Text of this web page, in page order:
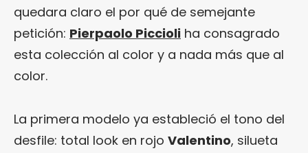
quedara claro el por qué de semejante
petición: Pierpaolo Piccioli ha consagrado
esta colección al color y a nada más que al
color.
La primera modelo ya estableció el tono del
desfile: total look en rojo Valentino, silueta